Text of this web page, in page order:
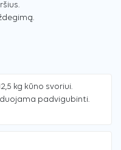
kg kūno svoriui.
padvigubinti.